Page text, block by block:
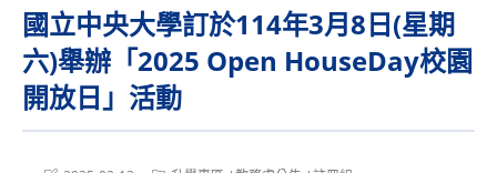
國立中央大學訂於114年3月8日(星期
六)舉辦「2025 Open HouseDay校園
開放日」活動